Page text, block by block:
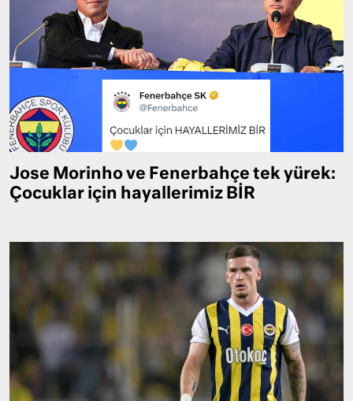
Jose Morinho ve Fenerbahçe tek yürek:
Çocuklar için hayallerimiz BİR